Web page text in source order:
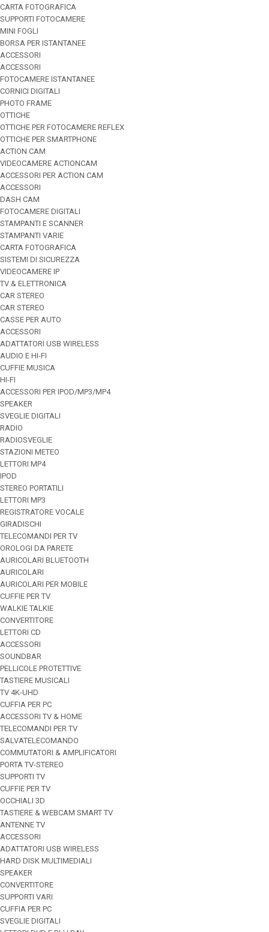
CARTA FOTOGRAFICA
SUPPORTI FOTOCAMERE
MINI FOGLI
BORSA PER ISTANTANEE
ACCESSORI
ACCESSORI
FOTOCAMERE ISTANTANEE
CORNICI DIGITALI
PHOTO FRAME
OTTICHE
OTTICHE PER FOTOCAMERE REFLEX
OTTICHE PER SMARTPHONE
ACTION CAM
VIDEOCAMERE ACTIONCAM
ACCESSORI PER ACTION CAM
ACCESSORI
DASH CAM
FOTOCAMERE DIGITALI
STAMPANTI E SCANNER
STAMPANTI VARIE
CARTA FOTOGRAFICA
SISTEMI DI SICUREZZA
VIDEOCAMERE IP
TV & ELETTRONICA
CAR STEREO
CAR STEREO
CASSE PER AUTO
ACCESSORI
ADATTATORI USB WIRELESS
AUDIO E HI-FI
CUFFIE MUSICA
HI-FI
ACCESSORI PER IPOD/MP3/MP4
SPEAKER
SVEGLIE DIGITALI
RADIO
RADIOSVEGLIE
STAZIONI METEO
LETTORI MP4
IPOD
STEREO PORTATILI
LETTORI MP3
REGISTRATORE VOCALE
GIRADISCHI
TELECOMANDI PER TV
OROLOGI DA PARETE
AURICOLARI BLUETOOTH
AURICOLARI
AURICOLARI PER MOBILE
CUFFIE PER TV
WALKIE TALKIE
CONVERTITORE
LETTORI CD
ACCESSORI
SOUNDBAR
PELLICOLE PROTETTIVE
TASTIERE MUSICALI
TV 4K-UHD
CUFFIA PER PC
ACCESSORI TV & HOME
TELECOMANDI PER TV
SALVATELECOMANDO
COMMUTATORI & AMPLIFICATORI
PORTA TV-STEREO
SUPPORTI TV
CUFFIE PER TV
OCCHIALI 3D
TASTIERE & WEBCAM SMART TV
ANTENNE TV
ACCESSORI
ADATTATORI USB WIRELESS
HARD DISK MULTIMEDIALI
SPEAKER
CONVERTITORE
SUPPORTI VARI
CUFFIA PER PC
SVEGLIE DIGITALI